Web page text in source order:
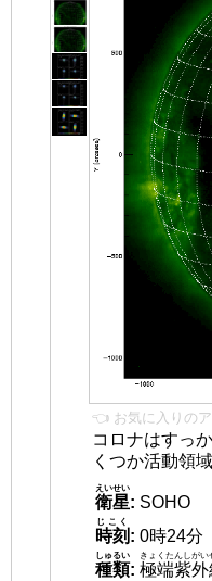
👈 お気に入りの
コロナはすっ
くつか活動領
衛星
えいせい
: SOHO
時刻
じこく
: 0時24分
種類
しゅるい
: 極端紫外
きょくたんしがい